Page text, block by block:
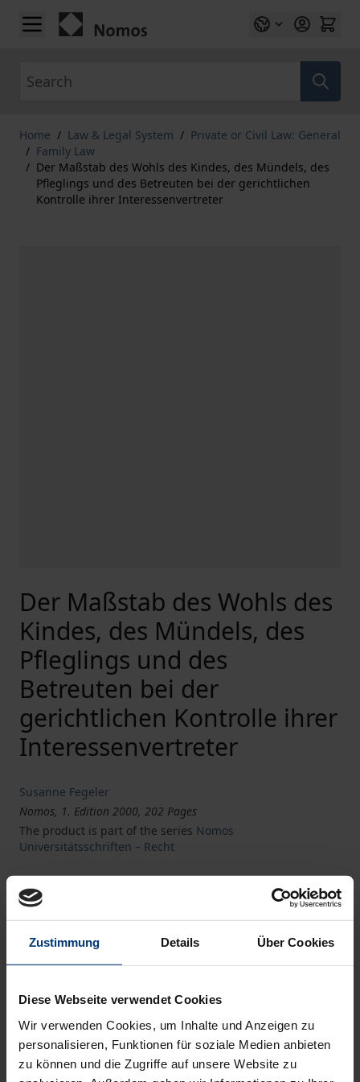
Zustimmung Details Über Cookies
Diese Webseite verwendet Cookies
Wir verwenden Cookies, um Inhalte und Anzeigen zu
personalisieren, Funktionen für soziale Medien anbieten
zu können und die Zugriffe auf unsere Website zu
Skip to Content
Home / Law & Legal System / Private or Civil Law: General
/ Family Law
/ Der Maßstab des Wohls des Kindes, des Mündels, des
Pfleglings und des Betreuten bei der gerichtlichen
Kontrolle ihrer Interessenvertreter
Der Maßstab des Wohls des
Kindes, des Mündels, des
Pfleglings und des
Betreuten bei der
gerichtlichen Kontrolle ihrer
Interessenvertreter
Susanne Fegeler
Nomos, 1. Edition 2000, 202 Pages
The product is part of the series Nomos
Universitätsschriften – Recht
Book
€51.00
Add to Cart
Add to Wish List
Delivery cost notice